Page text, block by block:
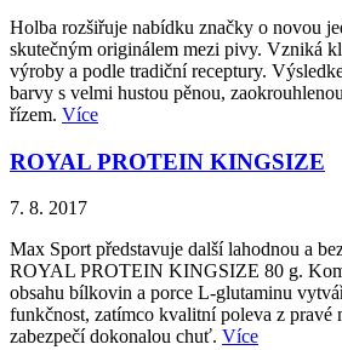
Holba rozšiřuje nabídku značky o novou
skutečným originálem mezi pivy. Vzniká
výroby a podle tradiční receptury.
barvy s velmi hustou pěnou,
řízem. Více
ROYAL PROTEIN KINGSIZE
7. 8. 2017
Max Sport představuje další lahodnou a
ROYAL PROTEIN KINGSIZE 80 g.
obsahu bílkovin a porce L-glutaminu
funkčnost, zatímco kvalitní poleva z pravé
zabezpečí dokonalou chuť. Více